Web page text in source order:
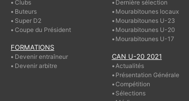
Super D1
Clubs
Buteurs
Super D2
FORMATIONS
Devenir entraîneur
Mourabitounes
Dernière sélection
Mourabitounes locaux
Mourabitounes U-23
Mourabitounes U-20
CAN U-20 2021
Actualités
Présentation Générale
Compétition